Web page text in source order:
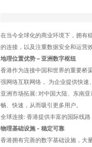
在当今全球化的商业环境下，拥有
的连接，以及注重数据安全和运营
地理位置优势 – 亚洲数字枢纽
香港作为连接中国和世界的重要桥
强网络互联网络， 为企业提供快速
亚洲市场拓展: 对中国大陆、东南
畅、快速，从而吸引更多用户。
全球连接: 香港提供丰富的国际线
物理基础设施 - 稳定可靠
香港拥有完善的数字基础设施，大